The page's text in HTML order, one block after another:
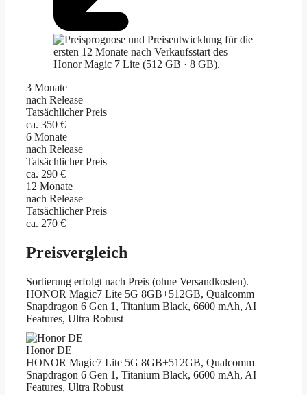
3 Monate
nach Release
Tatsächlicher Preis
ca. 350 €
6 Monate
nach Release
Tatsächlicher Preis
ca. 290 €
12 Monate
nach Release
Tatsächlicher Preis
ca. 270 €
Preisvergleich
Sortierung erfolgt nach Preis (ohne Versandkosten).
HONOR Magic7 Lite 5G 8GB+512GB, Qualcomm
Snapdragon 6 Gen 1, Titanium Black, 6600 mAh, AI
Features, Ultra Robust
Honor DE
HONOR Magic7 Lite 5G 8GB+512GB, Qualcomm
Snapdragon 6 Gen 1, Titanium Black, 6600 mAh, AI
Features, Ultra Robust